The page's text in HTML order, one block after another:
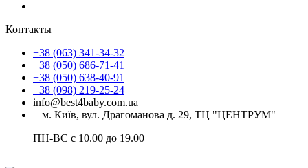
Контакты
+38 (063) 341-34-32
+38 (050) 686-71-41
+38 (050) 638-40-91
+38 (098) 219-25-24
info@best4baby.com.ua
м. Київ, вул. Драгоманова д. 29, ТЦ "ЦЕНТРУМ"
ПН-ВС с 10.00 до 19.00